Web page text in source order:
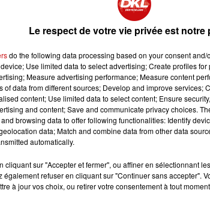
dégorger au frais pendant plusieurs heures.
froide.
quelques minutes en pensant à écumer.
délicatement la peau et les parties
jusqu’à la cuisson.
en partant de la tête, et garder les
(10 gr par litre).
seront cuites des que l’on pourra planter
Le respect de votre vie privée est notre
do the following data processing based on your consent
Use limited data to select advertising; Create profiles
Measure advertising performance; Measure content
of data from different sources; Develop and improve services;
content; Use limited data to select content; Ensure
and content; Save and communicate privacy choices.
browsing data to offer following functionalities: Identify
data; Match and combine data from other data
automatically.
cliquant sur "Accepter et fermer", ou affiner en sélectionnant
également refuser en cliquant sur "Continuer sans accepter".
à jour vos choix, ou retirer votre consentement à tout